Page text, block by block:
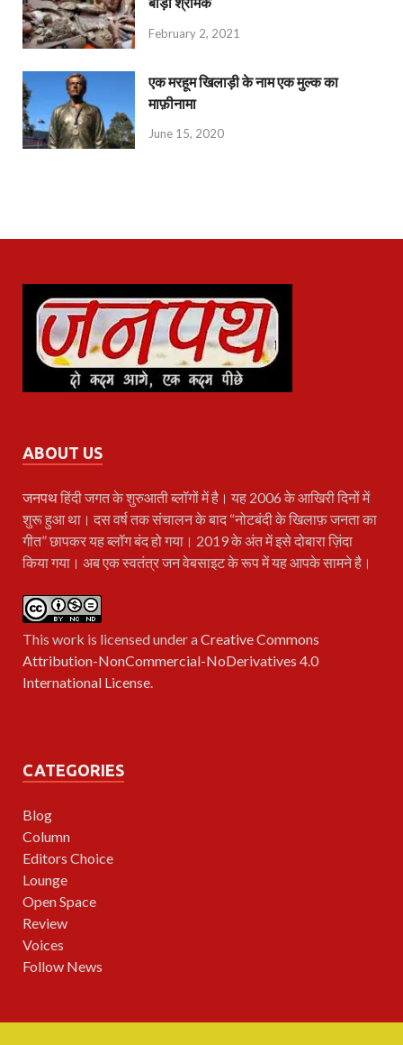
February 2, 2021
एक मरहूम खिलाड़ी के नाम एक मुल्क का
माफ़ीनामा
June 15, 2020
ABOUT US
जनपथहिंदी जगत के शुरुआती ब्लॉगों में है। यह 2006 के आखिरी दिनों में
शुरू हुआ था। दस वर्ष तक संचालन के बाद “नोटबंदी के खिलाफ़ जनता का
गीत” छापकर यह ब्लॉग बंद हो गया। 2019 के अंत में इसे दोबारा ज़िंदा
किया गया। अब एक स्वतंत्र जन वेबसाइट के रूप में यह आपके सामने है।
This work is licensed under aCreative Commons
Attribution-NonCommercial-NoDerivatives 4.0
International License
CATEGORIES
Blog
Column
Editors Choice
Lounge
Open Space
Review
Voices
Follow News